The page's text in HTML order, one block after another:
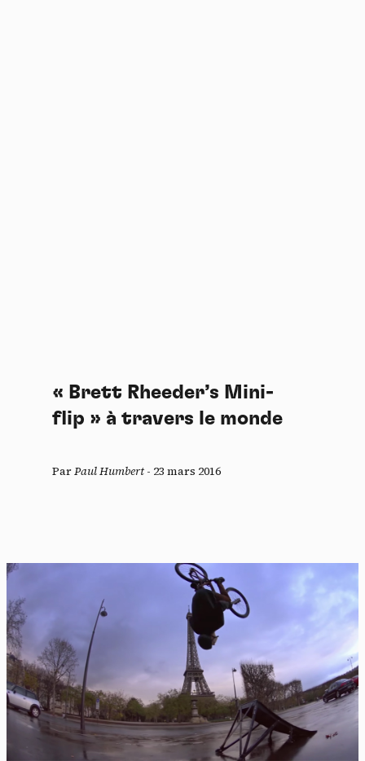
« Brett Rheeder’s Mini-
flip » à travers le monde
ParPaul Humbert- 23 mars 2016